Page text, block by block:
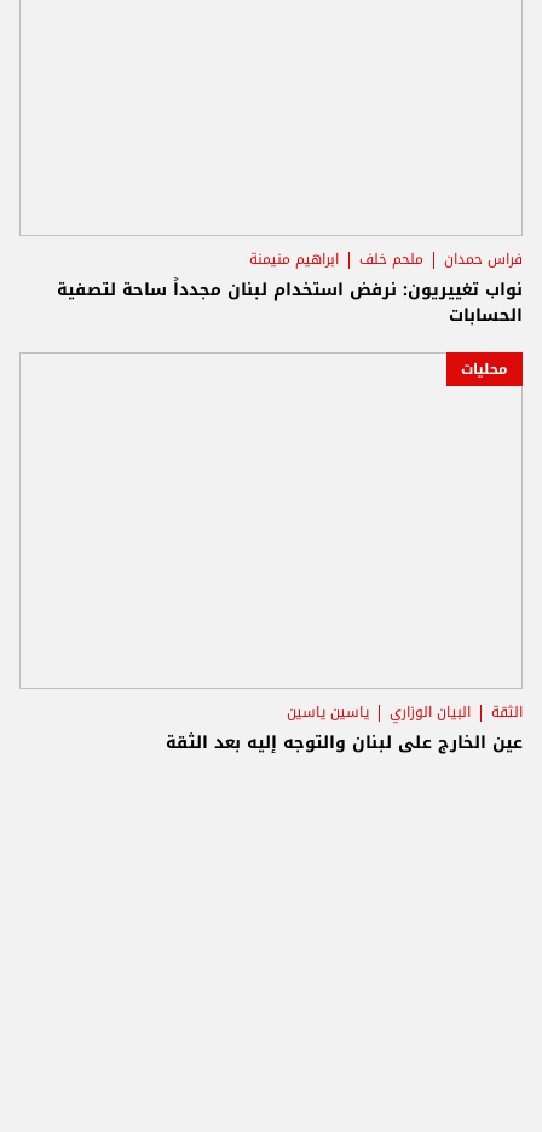
فراس حمدان ملحم خلف ابراهيم منيمنة
نواب تغييريون: نرفض استخدام لبنان مجدداً ساحة لتصفية
الحسابات
محليات
الثقة البيان الوزاري ياسين ياسين
عين الخارج على لبنان والتوجه إليه بعد الثقة